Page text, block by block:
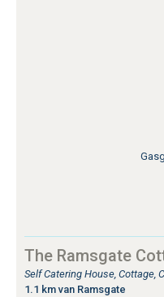
The Ramsgate
Self Catering House, Cottage,
1.1 km van Ramsgate